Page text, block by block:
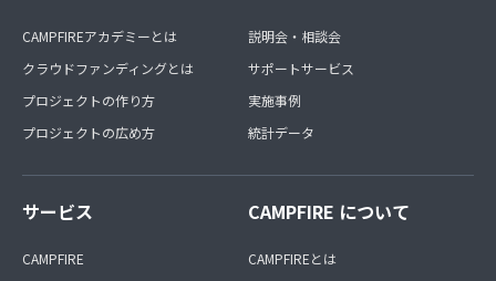
CAMPFIREアカデミーとは
クラウドファンディングとは
プロジェクトの作り方
プロジェクトの広め方
説明会・相談会
サポートサービス
実施事例
統計データ
サービス
CAMPFIRE
CAMPFIRE について
CAMPFIREとは